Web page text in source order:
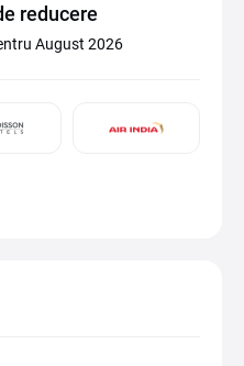
reducere
August 2026